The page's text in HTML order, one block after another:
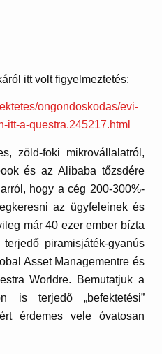
itt volt figyelmeztetés:
ongondoskodas/evi-
itt-a-questra.245217.html
zöld-foki mikrovállalatról,
és az Alibaba tőzsdére
hogy a cég 200-300%-
az ügyfeleinek és
már 40 ezer ember bízta
piramisjáték-gyanús
Asset Managementre és
Worldre. Bemutatjuk a
is terjedő „befektetési”
érdemes vele óvatosan